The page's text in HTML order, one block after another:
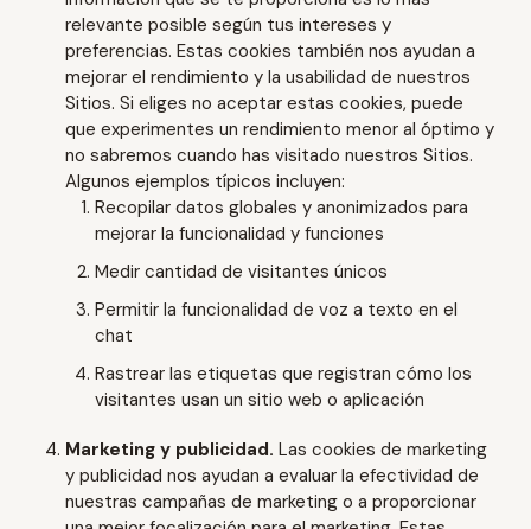
relevante posible según tus intereses y
preferencias. Estas cookies también nos ayudan a
mejorar el rendimiento y la usabilidad de nuestros
Sitios. Si eliges no aceptar estas cookies, puede
que experimentes un rendimiento menor al óptimo y
no sabremos cuando has visitado nuestros Sitios.
Algunos ejemplos típicos incluyen:
Recopilar datos globales y anonimizados para
mejorar la funcionalidad y funciones
Medir cantidad de visitantes únicos
Permitir la funcionalidad de voz a texto en el
chat
Rastrear las etiquetas que registran cómo los
visitantes usan un sitio web o aplicación
Marketing y publicidad. Las cookies de marketing
y publicidad nos ayudan a evaluar la efectividad de
nuestras campañas de marketing o a proporcionar